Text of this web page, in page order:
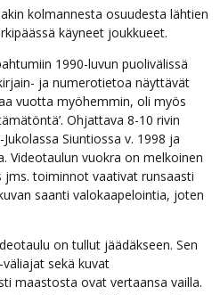
kolmannesta osuudesta lähtien
käyneet joukkueet.
1990-luvun puolivälissä
ja numerotietoa näyttävät
vuotta myöhemmin, oli myös
Ohjattava 8-10 rivin
Siuntiossa v. 1998 ja
Videotaulun vuokra on melkoinen
jms. toiminnot vaativat runsaasti
saanti valokaapelointia, joten
on tullut jäädäkseen. Sen
sekä kuvat
maastosta ovat vertaansa vailla.